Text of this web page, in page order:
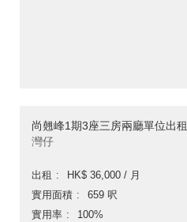
尚翹峰1期3座三房兩廳單位出租
灣仔
出租
HK$ 36,000 / 月
實用面積
659 呎
實用率
100%